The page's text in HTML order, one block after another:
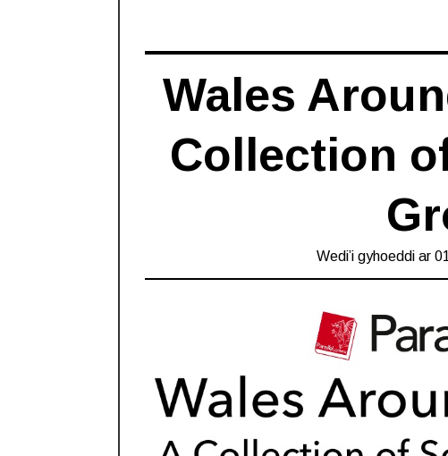
Wales
Collection
Wedi’i gyhoeddi ar